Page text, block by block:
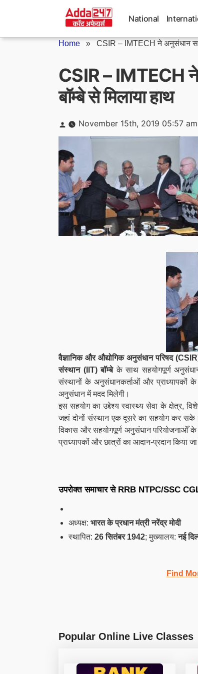
National
Home » CSIR – IMTECH ने अनुसंधान
CSIR – IMTECH
बॉम्बे से मिलाया हाथ
Posted
by
November 15th, 2019 05:57 am
वैज्ञानिक और औद्योगिक अनुसंधान परिषद
संस्थान (IIT) बॉम्बेके साथ सहयोगपूर्ण अनुसंधान
संस्थानों के अनुसंधानकर्ताओं और प्राध्यापकों के
अनुसंधान में मदद मिलेगी।
इस सहयोग का उद्देश्य स्वास्थ्य सेवा के क्षेत्र,
जहां दोनों संस्थान एक दूसरे का सहयोग कर
विकास और सहयोगपूर्ण अनुसंधान परियोजनाओँ के
प्राध्यापकों और छात्रों का आदान-प्रदान किया
उपरोक्त समाचार से RRB NTPC/SSC CGL
अध्यक्ष: भारत के प्रधान मंत्री नरेंद्र मोदी
स्थापित: 26 सितंबर 1942; मुख्यालय:नई
Find
Popular Online Live Classes